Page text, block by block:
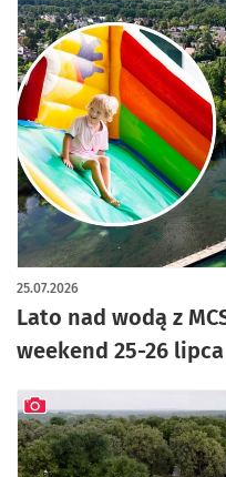
Lato nad wodą z
weekend 25-26 lipca
25.07.2026